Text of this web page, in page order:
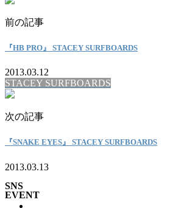
前の記事
『HB PRO』 STACEY SURFBOARDS
2013.03.12
STACEY SURFBOARDS
次の記事
『SNAKE EYES』 STACEY SURFBOARDS
2013.03.13
SNS
EVENT